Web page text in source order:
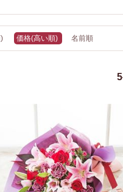
価格(高い順) 名前順
5